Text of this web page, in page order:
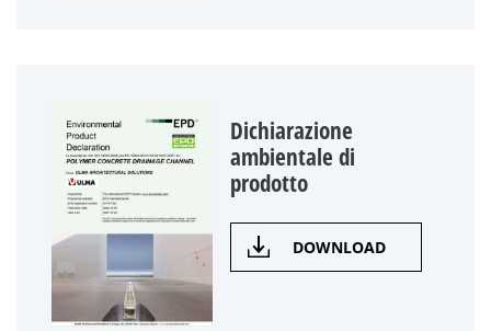
Dichiarazione
ambientale di
prodotto
DOWNLOAD